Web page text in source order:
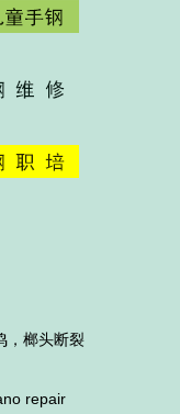
，榔头断裂
repair